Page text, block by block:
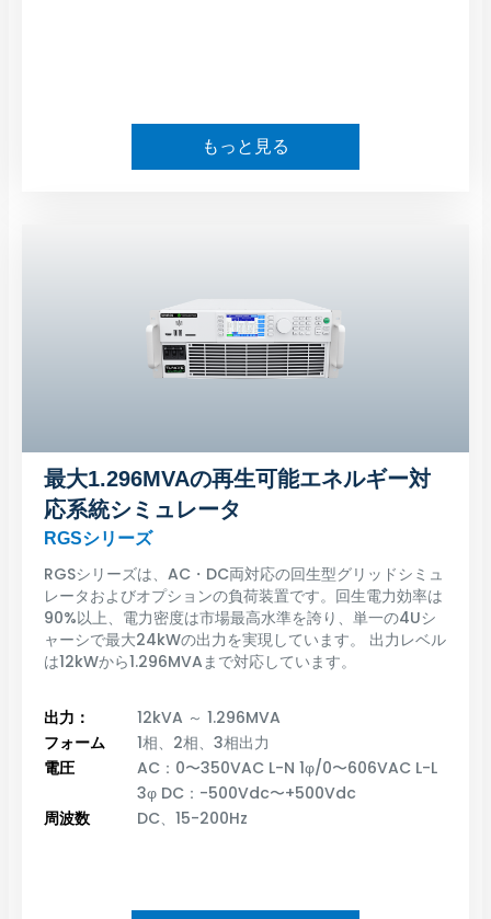
もっと見る
最大1.296MVAの再生可能エネルギー対
応系統シミュレータ
RGSシリーズ
RGSシリーズは、AC・DC両対応の回生型グリッドシミュ
レータおよびオプションの負荷装置です。回生電力効率は
90%以上、電力密度は市場最高水準を誇り、単一の4Uシ
ャーシで最大24kWの出力を実現しています。 出力レベル
は12kWから1.296MVAまで対応しています。
出力：
12kVA ～ 1.296MVA
フォーム
1相、2相、3相出力
電圧
AC：0〜350VAC L-N 1φ/0〜606VAC L-L
3φ DC：-500Vdc〜+500Vdc
周波数
DC、15-200Hz